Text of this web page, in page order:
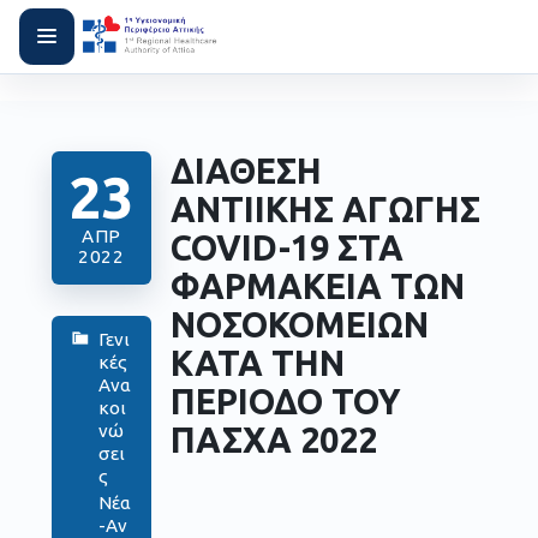
23
ΑΠΡ
2022
Γενι
κές
Ανα
κοι
νώ
σει
ς
Νέα
-Αν
ΔΙΑΘΕΣΗ
ΑΝΤΙΙΚΗΣ ΑΓΩΓΗΣ
COVID-19 ΣΤΑ
ΦΑΡΜΑΚΕΙΑ ΤΩΝ
ΝΟΣΟΚΟΜΕΙΩΝ
ΚΑΤΑ ΤΗΝ
ΠΕΡΙΟΔΟ ΤΟΥ
ΠΑΣΧΑ 2022